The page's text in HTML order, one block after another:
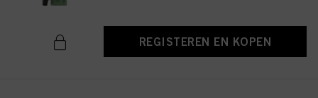
REGISTEREN EN KOPEN